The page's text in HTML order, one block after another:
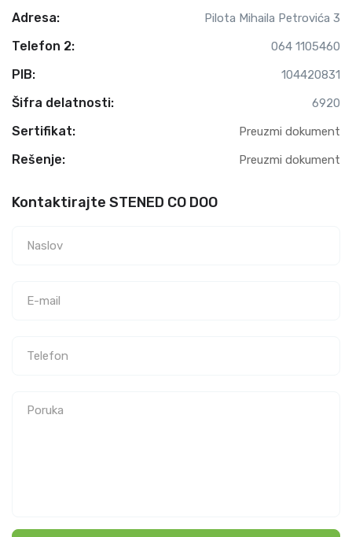
Adresa:
Pilota Mihaila Petrovića 3
Telefon 2: 064 1105460
PIB: 104420831
Šifra delatnosti: 6920
Sertifikat: Preuzmi dokument
Rešenje: Preuzmi dokument
Kontaktirajte STENED CO DOO